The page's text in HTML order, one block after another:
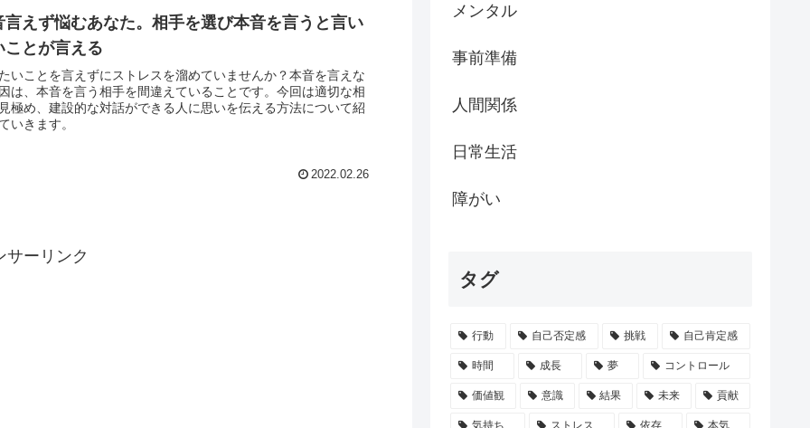
言えず悩むあなた。相手を選び本音を言うと言い
ことが言える
いことを言えずにストレスを溜めていませんか？本音を言えな
は、本音を言う相手を間違えていることです。今回は適切な相
極め、建設的な対話ができる人に思いを伝える方法について紹
いきます。
2022.02.26
サーリンク
メンタル
事前準備
人間関係
日常生活
障がい
タグ
行動 自己否定感 挑戦 自己肯定感
時間 成長 夢 コントロール
価値観 意識 結果 未来 貢献